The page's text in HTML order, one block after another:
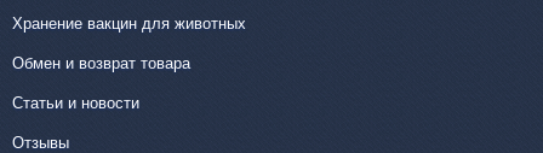
Хранение вакцин для животных
Обмен и возврат товара
Статьи и новости
Отзывы